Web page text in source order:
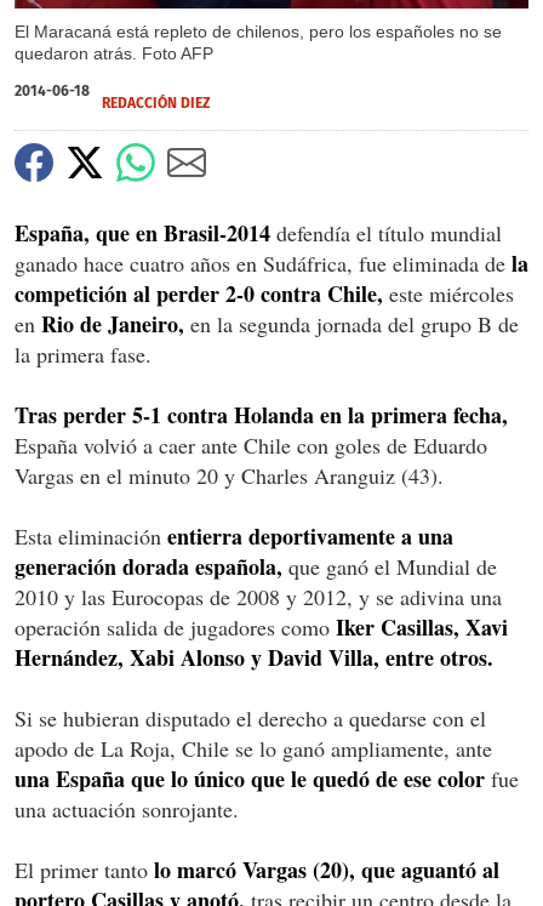
El Maracaná está repleto de chilenos, pero los españoles no se
quedaron atrás. Foto AFP
2014-06-18
REDACCIÓN DIEZ
España, que en Brasil-2014 defendía el título mundial
ganado hace cuatro años en Sudáfrica, fue eliminada de la
competición al perder 2-0 contra Chile, este miércoles
en Rio de Janeiro, en la segunda jornada del grupo B de
la primera fase.
Tras perder 5-1 contra Holanda en la primera fecha,
España volvió a caer ante Chile con goles de Eduardo
Vargas en el minuto 20 y Charles Aranguiz (43).
Esta eliminación entierra deportivamente a una
generación dorada española, que ganó el Mundial de
2010 y las Eurocopas de 2008 y 2012, y se adivina una
operación salida de jugadores como Iker Casillas, Xavi
Hernández, Xabi Alonso y David Villa, entre otros.
Si se hubieran disputado el derecho a quedarse con el
apodo de La Roja, Chile se lo ganó ampliamente, ante
una España que lo único que le quedó de ese color fue
una actuación sonrojante.
El primer tanto lo marcó Vargas (20), que aguantó al
tras recibir un centro desde la